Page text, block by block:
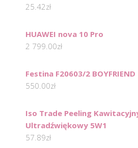
25.42zł
HUAWEI nova 10 Pro
2 799.00zł
Festina F20603/2 BOYFRIEND
550.00zł
Iso Trade Peeling
Ultradźwiękowy 5W1
57.89zł